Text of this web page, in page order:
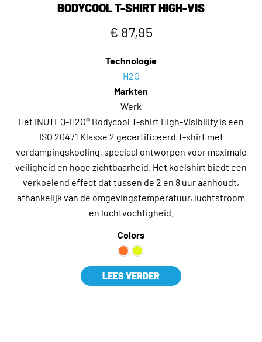
BODYCOOL T-SHIRT HIGH-VIS
€ 87,95
Technologie
H2O
Markten
Werk
Het INUTEQ-H2O® Bodycool T-shirt High-Visibility is een
ISO 20471 Klasse 2 gecertificeerd T-shirt met
verdampingskoeling, speciaal ontworpen voor maximale
veiligheid en hoge zichtbaarheid. Het koelshirt biedt een
verkoelend effect dat tussen de 2 en 8 uur aanhoudt,
afhankelijk van de omgevingstemperatuur, luchtstroom
en luchtvochtigheid.
Colors
LEES VERDER